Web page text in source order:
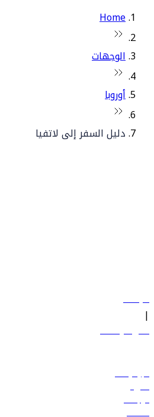
Home
الوجهات
أوروبا
دليل السفر إلى لاتفيا
سياساتنا
|
الشروط والأحكام
حجز الرحلات
العروض
الوجهات
الأمتعة